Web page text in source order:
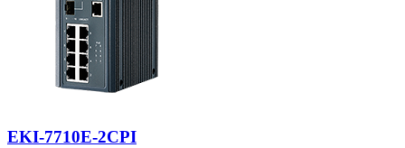
EKI-7710E-2CPI